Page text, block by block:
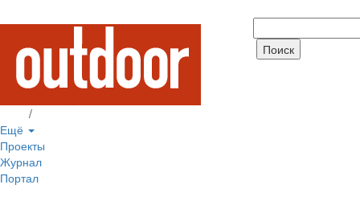
/
Ещё
Проекты
Журнал
Портал